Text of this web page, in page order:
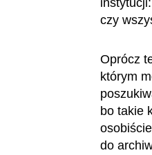
czy
Oprócz
którym
bo takie
do